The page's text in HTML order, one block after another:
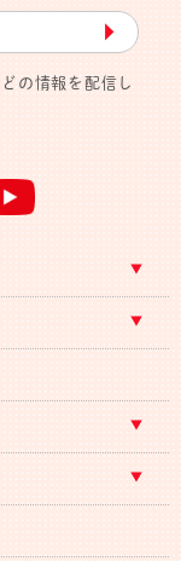
▶︎
の情報を配信し